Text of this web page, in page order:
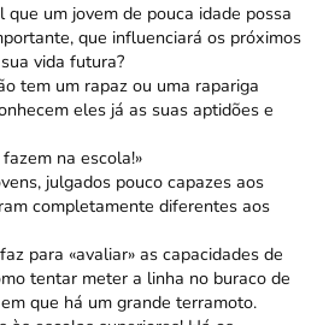
que um jovem de pouca idade possa
que influenciará os próximos
vida futura?
tem um rapaz ou uma rapariga
eles já as suas aptidões e
na escola!»
julgados pouco capazes aos
completamente diferentes aos
para «avaliar» as capacidades de
tentar meter a linha no buraco de
que há um grande terramoto.